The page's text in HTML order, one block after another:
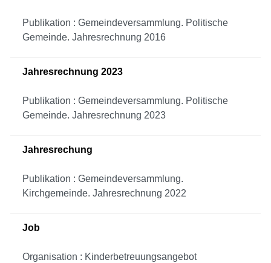
Publikation : Gemeindeversammlung. Politische
Gemeinde. Jahresrechnung 2016
Jahresrechnung 2023
Publikation : Gemeindeversammlung. Politische
Gemeinde. Jahresrechnung 2023
Jahresrechung
Publikation : Gemeindeversammlung.
Kirchgemeinde. Jahresrechnung 2022
Job
Organisation : Kinderbetreuungsangebot